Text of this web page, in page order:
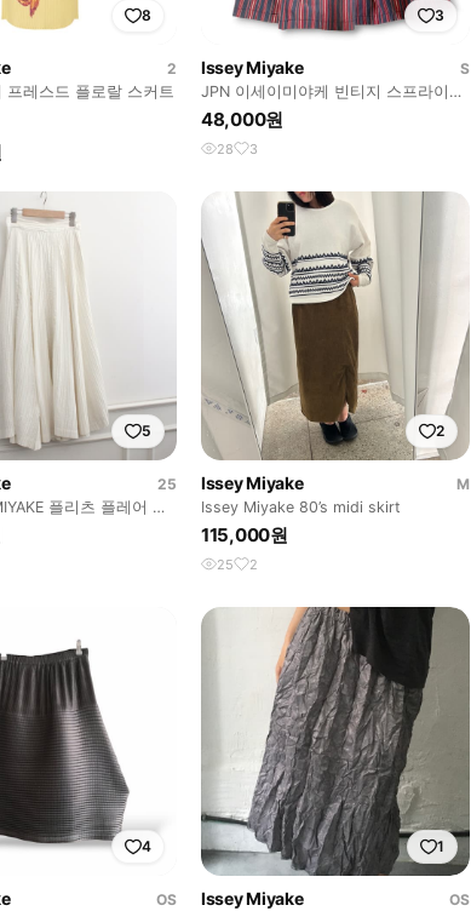
8
2
프레스드 플로랄 스커트
3
Issey Miyake
S
JPN 이세이미야케 빈티지 스프라이트
롱스커트 s
48,000원
28 3
5
25
플레어 롱
2
Issey Miyake
M
Issey Miyake 80’s midi skirt
115,000원
25 2
4
OS
1
Issey Miyake
OS